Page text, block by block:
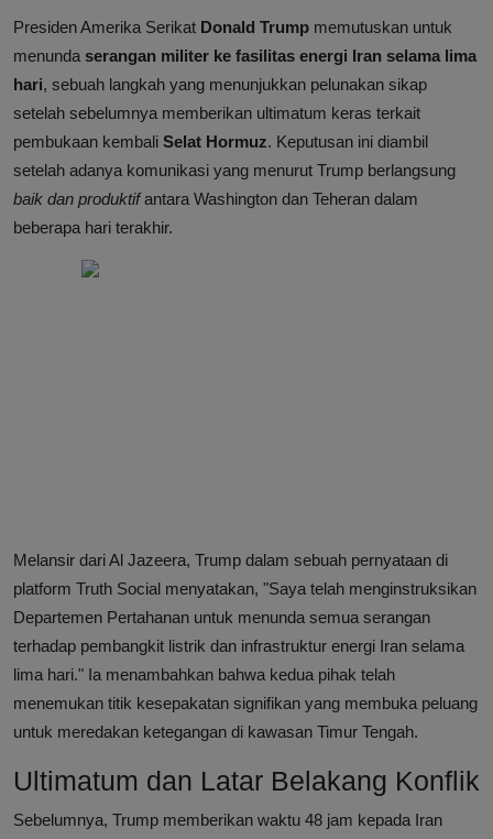
Presiden Amerika Serikat Donald Trump memutuskan untuk
menunda serangan militer ke fasilitas energi Iran selama lima
hari, sebuah langkah yang menunjukkan pelunakan sikap
setelah sebelumnya memberikan ultimatum keras terkait
pembukaan kembali Selat Hormuz. Keputusan ini diambil
setelah adanya komunikasi yang menurut Trump berlangsung
baik dan produktifantara Washington dan Teheran dalam
beberapa hari terakhir.
Melansir dari Al Jazeera, Trump dalam sebuah pernyataan di
platform Truth Social menyatakan, "Saya telah menginstruksikan
Departemen Pertahanan untuk menunda semua serangan
terhadap pembangkit listrik dan infrastruktur energi Iran selama
lima hari." Ia menambahkan bahwa kedua pihak telah
menemukan titik kesepakatan signifikan yang membuka peluang
untuk meredakan ketegangan di kawasan Timur Tengah.
Ultimatum dan Latar Belakang Konflik
Sebelumnya, Trump memberikan waktu 48 jam kepada Iran